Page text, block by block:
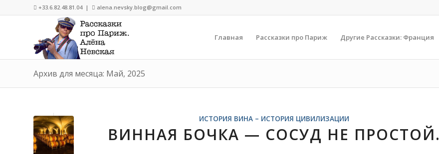
 +33.6.82.48.81.04 |  alena.nevsky.blog@gmail.com
Главная Рассказки про Париж Другие Рассказки: Франция
Архив для месяца: Май, 2025
ИСТОРИЯ ВИНА – ИСТОРИЯ ЦИВИЛИЗАЦИИ
ВИННАЯ БОЧКА — СОСУД НЕ ПРОСТОЙ.